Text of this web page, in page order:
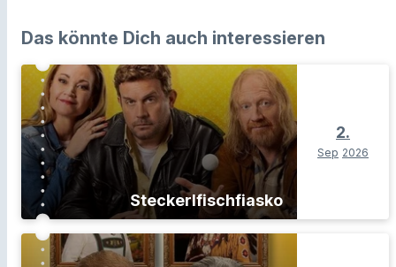
Das könnte Dich auch interessieren
Steckerlfischfiasko
2.
Sep 2026